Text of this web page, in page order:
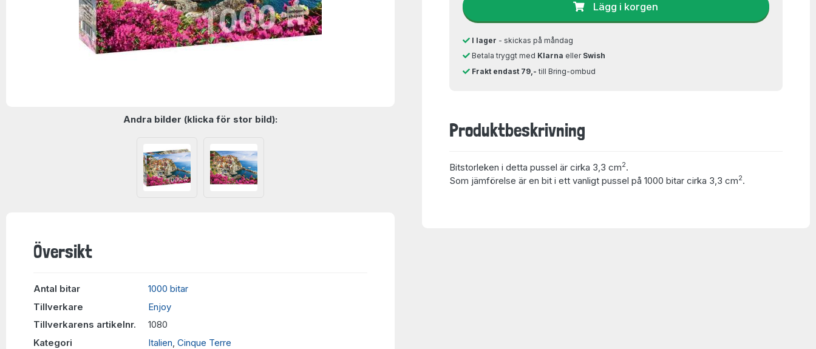
Andra bilder (klicka för stor bild):
Översikt
Antal bitar
1000 bitar
Tillverkare
Enjoy
Tillverkarens artikelnr.
1080
Kategori
Italien Cinque Terre
Lägg i korgen
I lager - skickas på måndag
Betala tryggt med Klarna eller Swish
Frakt endast 79,- till Bring-ombud
Produktbeskrivning
Bitstorleken i detta pussel är cirka 3,3 cm2.
Som jämförelse är en bit i ett vanligt pussel på 1000 bitar cirka 3,3 cm2.